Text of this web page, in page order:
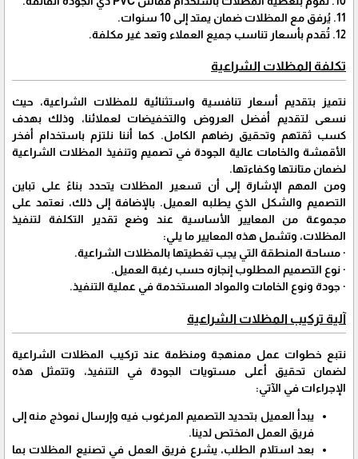
11. يُرفق مع المظلات ضمان يمتد إلى 10 سنوات.
12. تُقدم بأسعار تناسب جميع العملاء وتعد غير مكلفة.
تكلفة المظلات الشراعية
نتميز بتقديم أسعار تنافسية واستثنائية للمظلات الشراعية، حيث
نسعى لتقديم أفضل العروض والتخفيضات لعملائنا، وذلك بهدف
كسب ثقتهم وتحقيق رضاهم الكامل. كما أننا نلتزم باستخدام أفخر
الأقمشة والخامات عالية الجودة في تصميم وتنفيذ المظلات الشراعية
لضمان متانتها وكفاءتها.
ومن المهم الإشارة إلى أن تسعير المظلات يتحدد بناءً على تباين
التصميم والشكل الذي يطلبه العميل. بالإضافة إلى ذلك، نعتمد على
مجموعة من المعايير الأساسية عند وضع تقدير التكلفة لتنفيذ
المظلات، وتشمل هذه المعايير ما يلي:
· مساحة المنطقة التي يجب تغطيتها بالمظلات الشراعية.
· نوع التصميم المطلوب إنجازه حسب رغبة العميل.
· جودة ونوع الخامات والمواد المستخدمة في عملية التنفيذ.
آلية تركيب المظلات الشراعية
نتبع خطوات عمل ممنهجة ومنظمة عند تركيب المظلات الشراعية
لضمان تحقيق أعلى مستويات الجودة في التنفيذ، وتتمثل هذه
الإجراءات في الآتي:
يبدأ العميل بتحديد التصميم المرغوب فيه وإرسال نموذج منه إلى
فريق العمل المختص لدينا.
بعد استلام الطلب، يشرع فريق العمل في تصنيع المظلات بما